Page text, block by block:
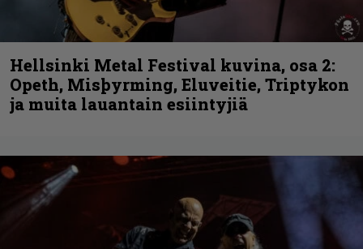
Hellsinki Metal Festival kuvina, osa 2:
Opeth, Misþyrming, Eluveitie, Triptykon
ja muita lauantain esiintyjiä